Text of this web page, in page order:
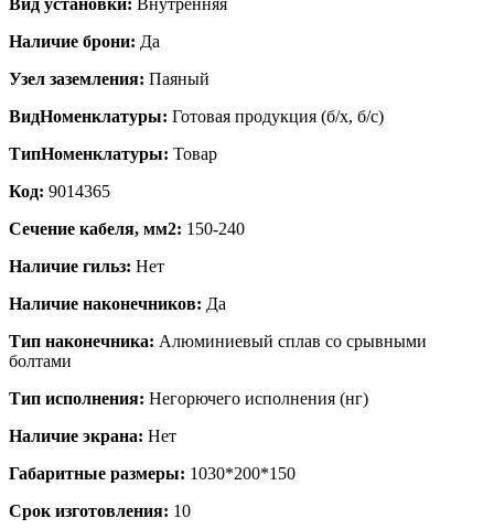
Наличие брони: Да
Узел заземления: Паяный
ВидНоменклатуры: Готовая продукция (б/х, б/с)
ТипНоменклатуры: Товар
Код: 9014365
Сечение кабеля, мм2: 150-240
Наличие гильз: Нет
Наличие наконечников: Да
Тип наконечника: Алюминиевый сплав со срывными
болтами
Тип исполнения: Негорючего исполнения (нг)
Наличие экрана: Нет
Габаритные размеры: 1030*200*150
Срок изготовления: 10